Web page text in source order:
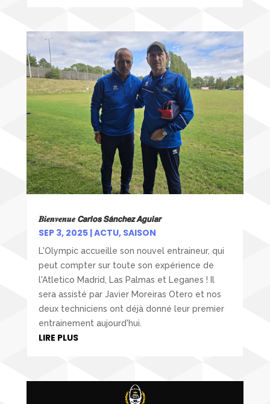
𝑩𝒊𝒆𝒏𝒗𝒆𝒏𝒖𝒆 𝘾𝙖𝙧𝙡𝙤𝙨 𝙎𝙖́𝙣𝙘𝙝𝙚𝙯 𝘼𝙜𝙪𝙞𝙖𝙧
SEP 3, 2025|ACTU, SAISON
L'Olympic accueille son nouvel entraineur, qui
peut compter sur toute son expérience de
l'Atletico Madrid, Las Palmas et Leganes ! Il
sera assisté par Javier Moreiras Otero et nos
deux techniciens ont déjà donné leur premier
entrainement aujourd'hui.
LIRE PLUS